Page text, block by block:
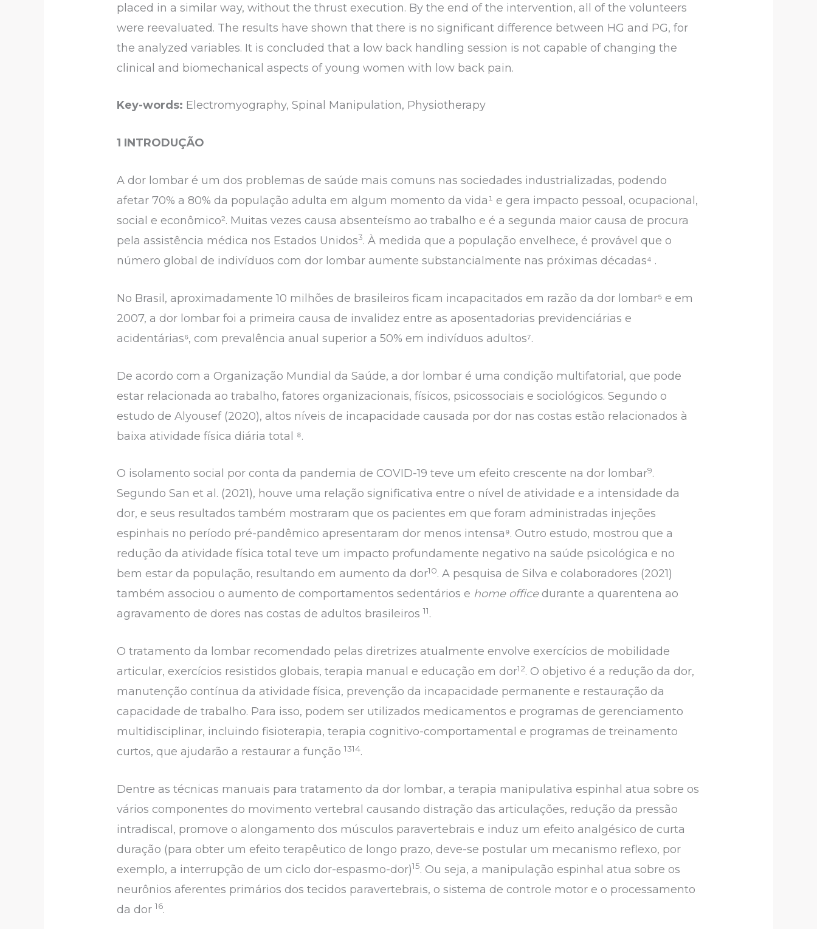
placed in a similar way, without the thrust execution. By the end of the intervention, all of the volunteers
were reevaluated. The results have shown that there is no significant difference between HG and PG, for
the analyzed variables. It is concluded that a low back handling session is not capable of changing the
clinical and biomechanical aspects of young women with low back pain.
Key-words: Electromyography, Spinal Manipulation, Physiotherapy
1 INTRODUÇÃO
A dor lombar é um dos problemas de saúde mais comuns nas sociedades industrializadas, podendo
afetar 70% a 80% da população adulta em algum momento da vida¹ e gera impacto pessoal, ocupacional,
social e econômico². Muitas vezes causa absenteísmo ao trabalho e é a segunda maior causa de procura
pela assistência médica nos Estados Unidos3. À medida que a população envelhece, é provável que o
número global de indivíduos com dor lombar aumente substancialmente nas próximas décadas⁴ .
No Brasil, aproximadamente 10 milhões de brasileiros ficam incapacitados em razão da dor lombar⁵ e em
2007, a dor lombar foi a primeira causa de invalidez entre as aposentadorias previdenciárias e
acidentárias⁶, com prevalência anual superior a 50% em indivíduos adultos⁷.
De acordo com a Organização Mundial da Saúde, a dor lombar é uma condição multifatorial, que pode
estar relacionada ao trabalho, fatores organizacionais, físicos, psicossociais e sociológicos. Segundo o
estudo de Alyousef (2020), altos níveis de incapacidade causada por dor nas costas estão relacionados à
baixa atividade física diária total ⁸.
O isolamento social por conta da pandemia de COVID-19 teve um efeito crescente na dor lombar9.
Segundo San et al. (2021), houve uma relação significativa entre o nível de atividade e a intensidade da
dor, e seus resultados também mostraram que os pacientes em que foram administradas injeções
espinhais no período pré-pandêmico apresentaram dor menos intensa⁹. Outro estudo, mostrou que a
redução da atividade física total teve um impacto profundamente negativo na saúde psicológica e no
bem estar da população, resultando em aumento da dor10. A pesquisa de Silva e colaboradores (2021)
também associou o aumento de comportamentos sedentários e home office durante a quarentena ao
agravamento de dores nas costas de adultos brasileiros 11.
O tratamento da lombar recomendado pelas diretrizes atualmente envolve exercícios de mobilidade
articular, exercícios resistidos globais, terapia manual e educação em dor12. O objetivo é a redução da dor,
manutenção contínua da atividade física, prevenção da incapacidade permanente e restauração da
capacidade de trabalho. Para isso, podem ser utilizados medicamentos e programas de gerenciamento
multidisciplinar, incluindo fisioterapia, terapia cognitivo-comportamental e programas de treinamento
curtos, que ajudarão a restaurar a função 1314.
Dentre as técnicas manuais para tratamento da dor lombar, a terapia manipulativa espinhal atua sobre os
vários componentes do movimento vertebral causando distração das articulações, redução da pressão
intradiscal, promove o alongamento dos músculos paravertebrais e induz um efeito analgésico de curta
duração (para obter um efeito terapêutico de longo prazo, deve-se postular um mecanismo reflexo, por
exemplo, a interrupção de um ciclo dor-espasmo-dor)15. Ou seja, a manipulação espinhal atua sobre os
neurônios aferentes primários dos tecidos paravertebrais, o sistema de controle motor e o processamento
da dor 16.